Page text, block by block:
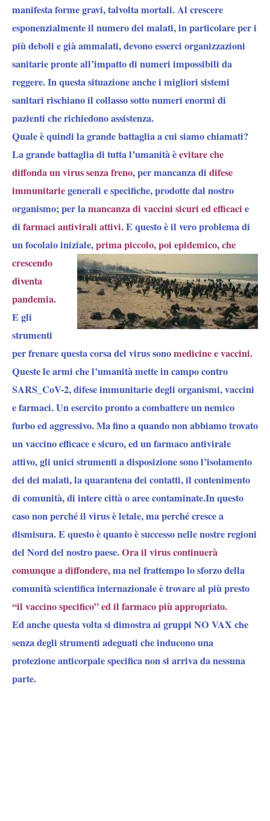
manifesta forme gravi, talvolta mortali. Al crescere
esponenzialmente il numero dei malati, in particolare per i
più deboli e già ammalati, devono esserci organizzazioni
sanitarie pronte all’impatto di numeri impossibili da
reggere. In questa situazione anche i migliori sistemi
sanitari rischiano il collasso sotto numeri enormi di
pazienti che richiedono assistenza.
Quale è quindi la grande battaglia a cui siamo chiamati?
La grande battaglia di tutta l’umanità èevitare che
diffonda un virus senza freno, per mancanza di difese
immunitariegenerali e specifiche, prodotte dal nostro
organismo; per lamancanza di vaccini sicuri ed efficaci e
di farmaci antivirali attivi.E questo è il vero problema di
unfocolaio iniziale,primapiccolo, poi epidemico, che
crescendo
diventa
pandemia.
E gli
strumenti
per frenare questa corsa del virus sonomedicine e vaccini.
Queste le armi che l’umanità mette in campo contro
SARS_CoV-2, difese immunitarie degli organismi, vaccini
e farmaci.Un esercito pronto a combattere un nemico
furbo ed aggressivo.Ma fino a quando non abbiamo trovato
un vaccino efficace e sicuro, ed un farmaco antivirale
attivo, gli unici strumenti a disposizione sono l’isolamento
dei dei malati, la quarantena dei contatti, il contenimento
di comunità, di intere città o aree contaminate.In questo
caso non perché il virus è letale, ma perché cresce a
dismisura. E questo è quanto è successo nelle nostre regioni
del Nord del nostro paese.Ora il virus continuerà
comunque a diffondere,ma nel frattempo lo sforzo della
comunità scientifica internazionale è trovare al più presto
“il vaccino specifico” ed il farmaco più appropriato.
Ed anche questa volta si dimostra ai gruppi NO VAX che
senza degli strumenti adeguati che inducono una
protezione anticorpale specifica non si arriva da nessuna
parte.